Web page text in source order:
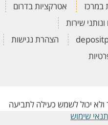
במרכז
אטרקציות בדרום
שירות
הצהרת נגישות
ולא יכול לשמש כעילה לתביעה
תנאי שימוש